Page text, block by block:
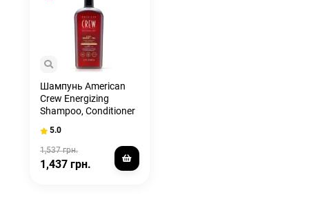
Шампунь American
Crew Energizing
Shampoo, Conditioner
Tea 1000мл
5.0
1,537 грн.
1,437 грн.